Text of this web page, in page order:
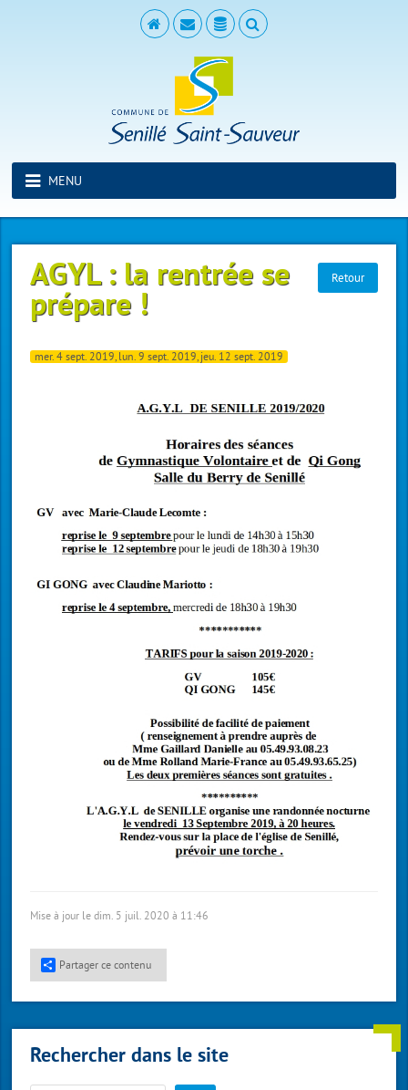
MENU
Retour
AGYL : la rentrée se
prépare !
mer. 4 sept. 2019, lun. 9 sept. 2019, jeu. 12 sept. 2019
Mise à jour le dim. 5 juil. 2020 à 11:46
Partager ce contenu
Rechercher dans le site